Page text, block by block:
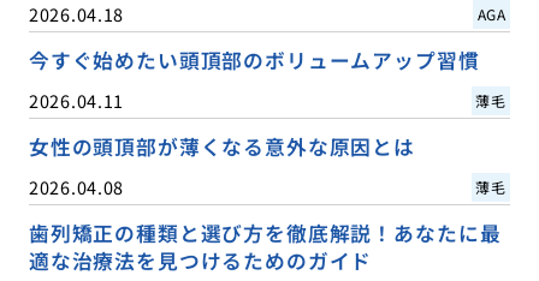
2026.04.18 AGA
今すぐ始めたい頭頂部のボリュームアップ習慣
2026.04.11 薄毛
女性の頭頂部が薄くなる意外な原因とは
2026.04.08 薄毛
歯列矯正の種類と選び方を徹底解説！あなたに最
適な治療法を見つけるためのガイド